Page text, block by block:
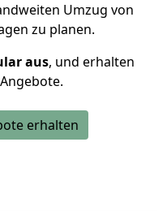
Umzug von
zu planen.
aus, und erhalten
erhalten